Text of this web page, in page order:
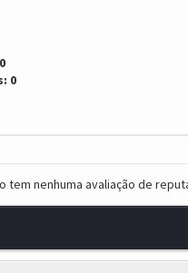
0
tem nenhuma avaliação de